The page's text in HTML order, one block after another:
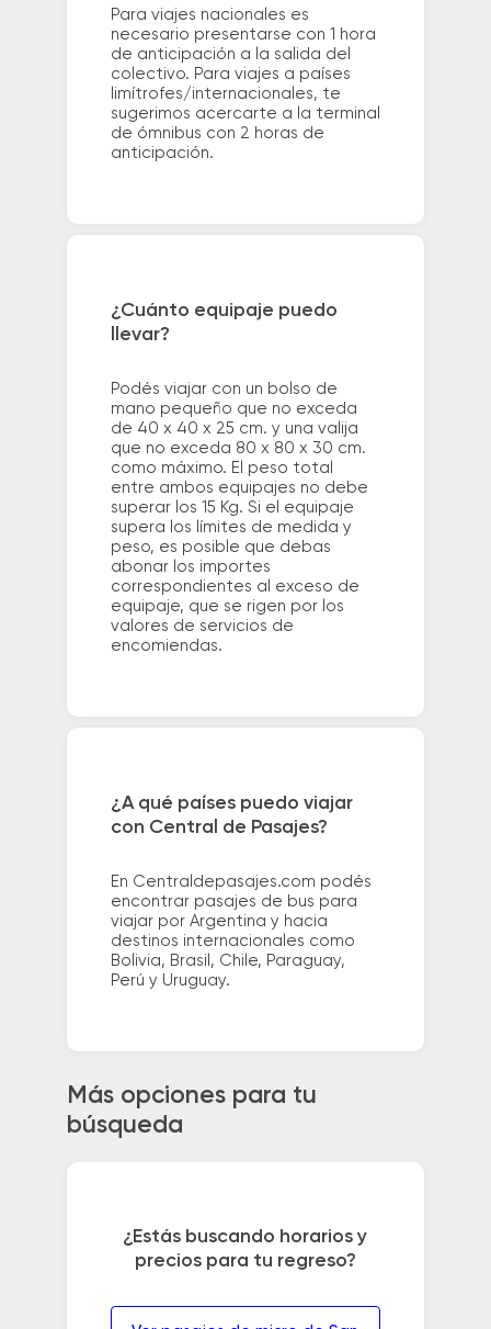
Para viajes nacionales es
necesario presentarse con 1 hora
de anticipación a la salida del
colectivo. Para viajes a países
limítrofes/internacionales, te
sugerimos acercarte a la terminal
de ómnibus con 2 horas de
anticipación.
¿Cuánto equipaje puedo
llevar?
Podés viajar con un bolso de
mano pequeño que no exceda
de 40 x 40 x 25 cm. y una valija
que no exceda 80 x 80 x 30 cm.
como máximo. El peso total
entre ambos equipajes no debe
superar los 15 Kg. Si el equipaje
supera los límites de medida y
peso, es posible que debas
abonar los importes
correspondientes al exceso de
equipaje, que se rigen por los
valores de servicios de
encomiendas.
¿A qué países puedo viajar
con Central de Pasajes?
En Centraldepasajes.com podés
encontrar pasajes de bus para
viajar por Argentina y hacia
destinos internacionales como
Bolivia, Brasil, Chile, Paraguay,
Perú y Uruguay.
Más opciones para tu
búsqueda
¿Estás buscando horarios y
precios para tu regreso?